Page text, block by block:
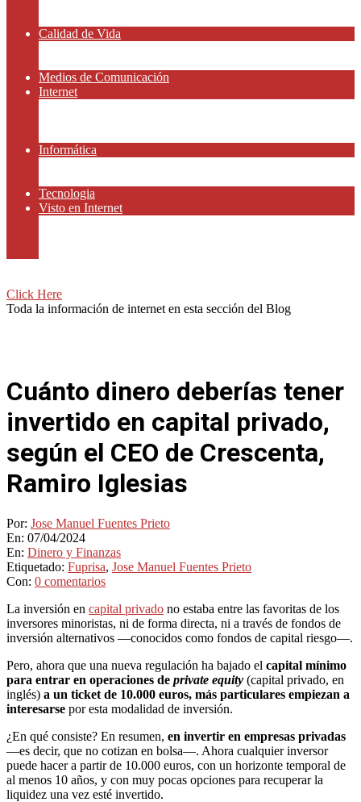
Calidad de Vida
Medios de Comunicación
Internet
Informática
Tecnologia
Visto en Internet
Click Here
Toda la información de internet en esta sección del Blog
Cuánto dinero deberías tener
invertido en capital privado,
según el CEO de Crescenta,
Ramiro Iglesias
Por: Jose Manuel Fuentes Prieto
En: 07/04/2024
En: Dinero y Finanzas
Etiquetado: Fuprisa, Jose Manuel Fuentes Prieto
Con: 0 comentarios
La inversión en capital privado no estaba entre las favoritas de los
inversores minoristas, ni de forma directa, ni a través de fondos de
inversión alternativos —conocidos como fondos de capital riesgo—.
Pero, ahora que una nueva regulación ha bajado el capital mínimo
para entrar en operaciones de private equity (capital privado, en
inglés) a un ticket de 10.000 euros, más particulares empiezan a
interesarse por esta modalidad de inversión.
¿En qué consiste? En resumen, en invertir en empresas privadas
—es decir, que no cotizan en bolsa—. Ahora cualquier inversor
puede hacer a partir de 10.000 euros, con un horizonte temporal de
al menos 10 años, y con muy pocas opciones para recuperar la
liquidez una vez esté invertido.